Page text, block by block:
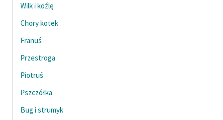
Wilk i koźlę
Chory kotek
Franuś
Przestroga
Piotruś
Pszczółka
Bug i strumyk